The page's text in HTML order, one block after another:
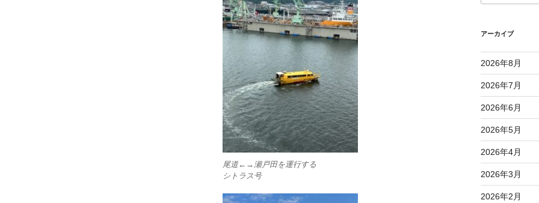
尾道←→瀬戸田を運行する
シトラス号
アーカイブ
2026年8月
2026年7月
2026年6月
2026年5月
2026年4月
2026年3月
2026年2月